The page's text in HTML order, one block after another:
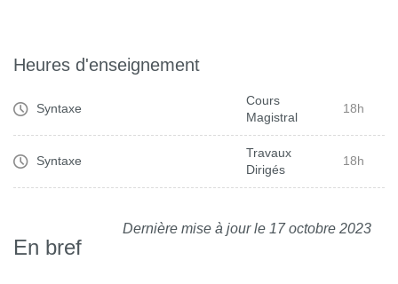
Heures d'enseignement
Syntaxe
Cours
Magistral
18h
Syntaxe
Travaux
Dirigés
18h
Dernière mise à jour le 17 octobre 2023
En bref